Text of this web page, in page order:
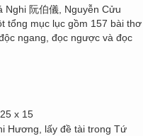
Nghi 阮伯儀, Nguyễn Cửu
tổng mục lục gồm 157 bài thơ
ngang, đọc ngược và đọc
x 15
Hương, lấy đề tài trong Tứ